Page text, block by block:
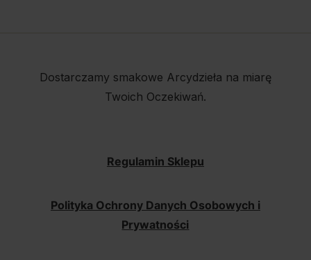
Dostarczamy smakowe Arcydzieła na miarę
Twoich Oczekiwań.
Regulamin Sklepu
Polityka Ochrony Danych Osobowych i
Prywatności